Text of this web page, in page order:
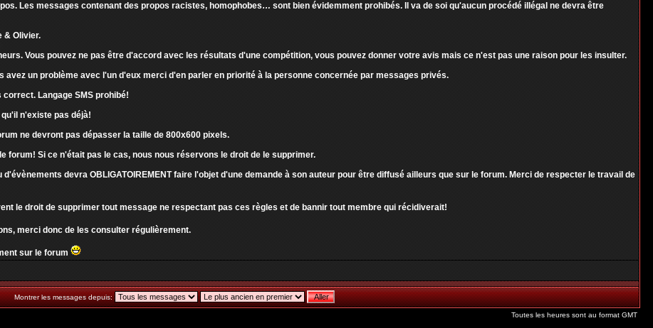
Les messages contenant des propos racistes, homophobes… sont bien évidemment prohibés. Il va de soi qu'aucun procédé illégal ne devra être
& Olivier.
Vous pouvez ne pas être d'accord avec les résultats d'une compétition, vous pouvez donner votre avis mais ce n'est pas une raison pour les insulter.
avez un problème avec l'un d'eux merci d'en parler en priorité à la personne concernée par messages privés.
Langage SMS prohibé!
n'existe pas déjà!
ne devront pas dépasser la taille de 800x600 pixels.
forum! Si ce n'était pas le cas, nous nous réservons le droit de le supprimer.
d'évènements devra OBLIGATOIREMENT faire l'objet d'une demande à son auteur pour être diffusé ailleurs que sur le forum. Merci de respecter le travail de
le droit de supprimer tout message ne respectant pas ces règles et de bannir tout membre qui récidiverait!
merci donc de les consulter régulièrement.
sur le forum
Montrer les messages depuis:
Toutes les heures sont au format GMT